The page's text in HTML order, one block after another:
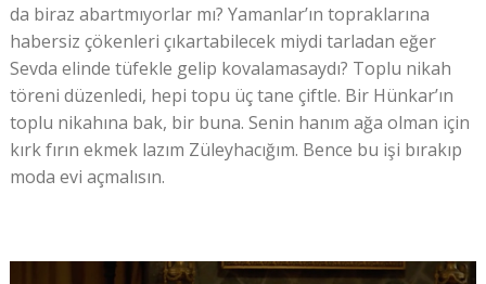
da biraz abartmıyorlar mı? Yamanlar’ın topraklarına
habersiz çökenleri çıkartabilecek miydi tarladan eğer
Sevda elinde tüfekle gelip kovalamasaydı? Toplu nikah
töreni düzenledi, hepi topu üç tane çiftle. Bir Hünkar’ın
toplu nikahına bak, bir buna. Senin hanım ağa olman için
kırk fırın ekmek lazım Züleyhacığım. Bence bu işi bırakıp
moda evi açmalısın.